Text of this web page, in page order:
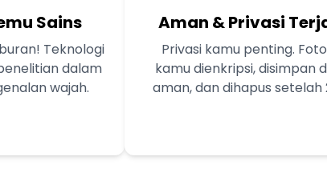
Sains
Teknologi
dalam
wajah.
Aman & Privasi
Privasi kamu penting.
kamu dienkripsi, disimpan
aman, dan dihapus setelah